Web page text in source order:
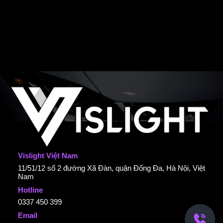
Vislight Việt Nam
11/51/12 số 2 đường Xã Đàn, quận Đống Đa, Hà Nội, Việt
Nam
Hotline
0337 450 399
Email